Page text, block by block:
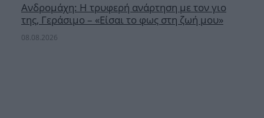
Ανδρομάχη: Η τρυφερή ανάρτηση με τον γιο
της, Γεράσιμο – «Είσαι το φως στη ζωή μου»
08.08.2026